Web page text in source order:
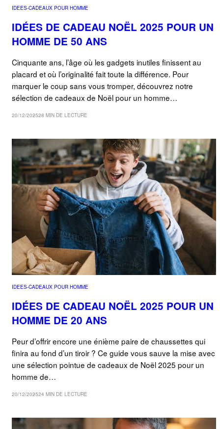
IDEES-CADEAUX POUR HOMME
IDÉES DE CADEAU NOËL 2025 POUR UN
HOMME DE 50 ANS
Cinquante ans, l’âge où les gadgets inutiles finissent au
placard et où l’originalité fait toute la différence. Pour
marquer le coup sans vous tromper, découvrez notre
sélection de cadeaux de Noël pour un homme…
20/12/202528 MIN DE LECTURE
IDEES-CADEAUX POUR HOMME
IDÉES DE CADEAU NOËL 2025 POUR UN
HOMME DE 20 ANS
Peur d’offrir encore une énième paire de chaussettes qui
finira au fond d’un tiroir ? Ce guide vous sauve la mise avec
une sélection pointue de cadeaux de Noël 2025 pour un
homme de…
20/12/202524 MIN DE LECTURE